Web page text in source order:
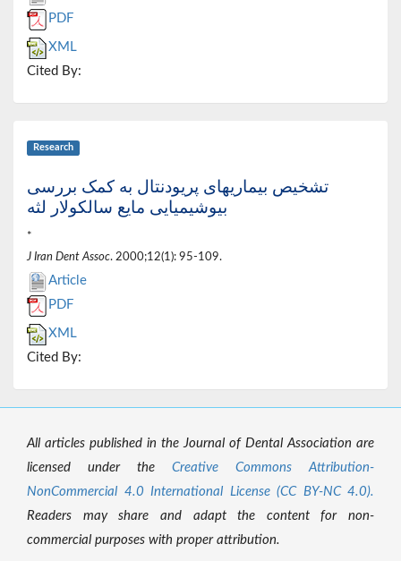
PDF
XML
Cited By:
Research
تشخیص بیماریهای پریودنتال به کمک بررسی
بیوشیمیایی مایع سالکولار لثه
*
J Iran Dent Assoc. 2000;12(1): 95-109.
Article
PDF
XML
Cited By:
All articles published in the Journal of Dental Association are
licensed under the Creative Commons Attribution-
NonCommercial 4.0 International License (CC BY-NC 4.0).
Readers may share and adapt the content for non-
commercial purposes with proper attribution.